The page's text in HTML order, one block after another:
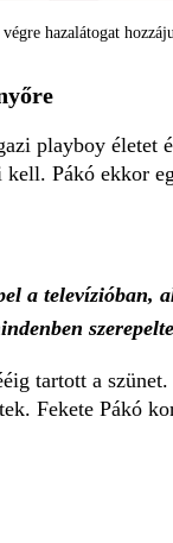
hazalátogat
playboy életet
Pákó ekkor
a televízióban,
tartott a
Fekete Pákó